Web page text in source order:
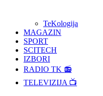
TeKologija
MAGAZIN
SPORT
SCITECH
IZBORI
RADIO TK 📻
TELEVIZIJA 📺